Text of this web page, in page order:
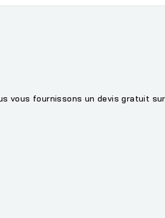
vous fournissons un devis gratuit